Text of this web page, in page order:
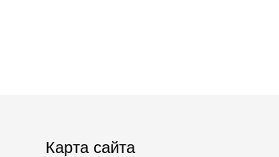
Карта сайта